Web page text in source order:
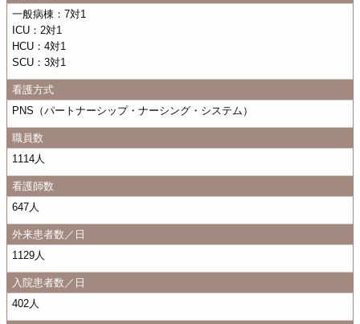
一般病棟：7対1
ICU：2対1
HCU：4対1
SCU：3対1
看護方式
PNS（パートナーシップ・ナーシング・システム）
職員数
1114人
看護師数
647人
外来患者数／日
1129人
入院患者数／日
402人